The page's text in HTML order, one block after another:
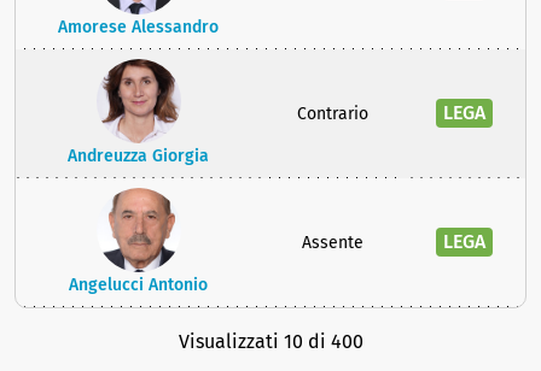
Amorese Alessandro
Andreuzza Giorgia
Contrario LEGA
Angelucci Antonio
Assente LEGA
Visualizzati 10 di 400